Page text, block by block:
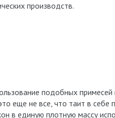
производств.
подобных
еще не все, что таит в себе
в единую плотную массу